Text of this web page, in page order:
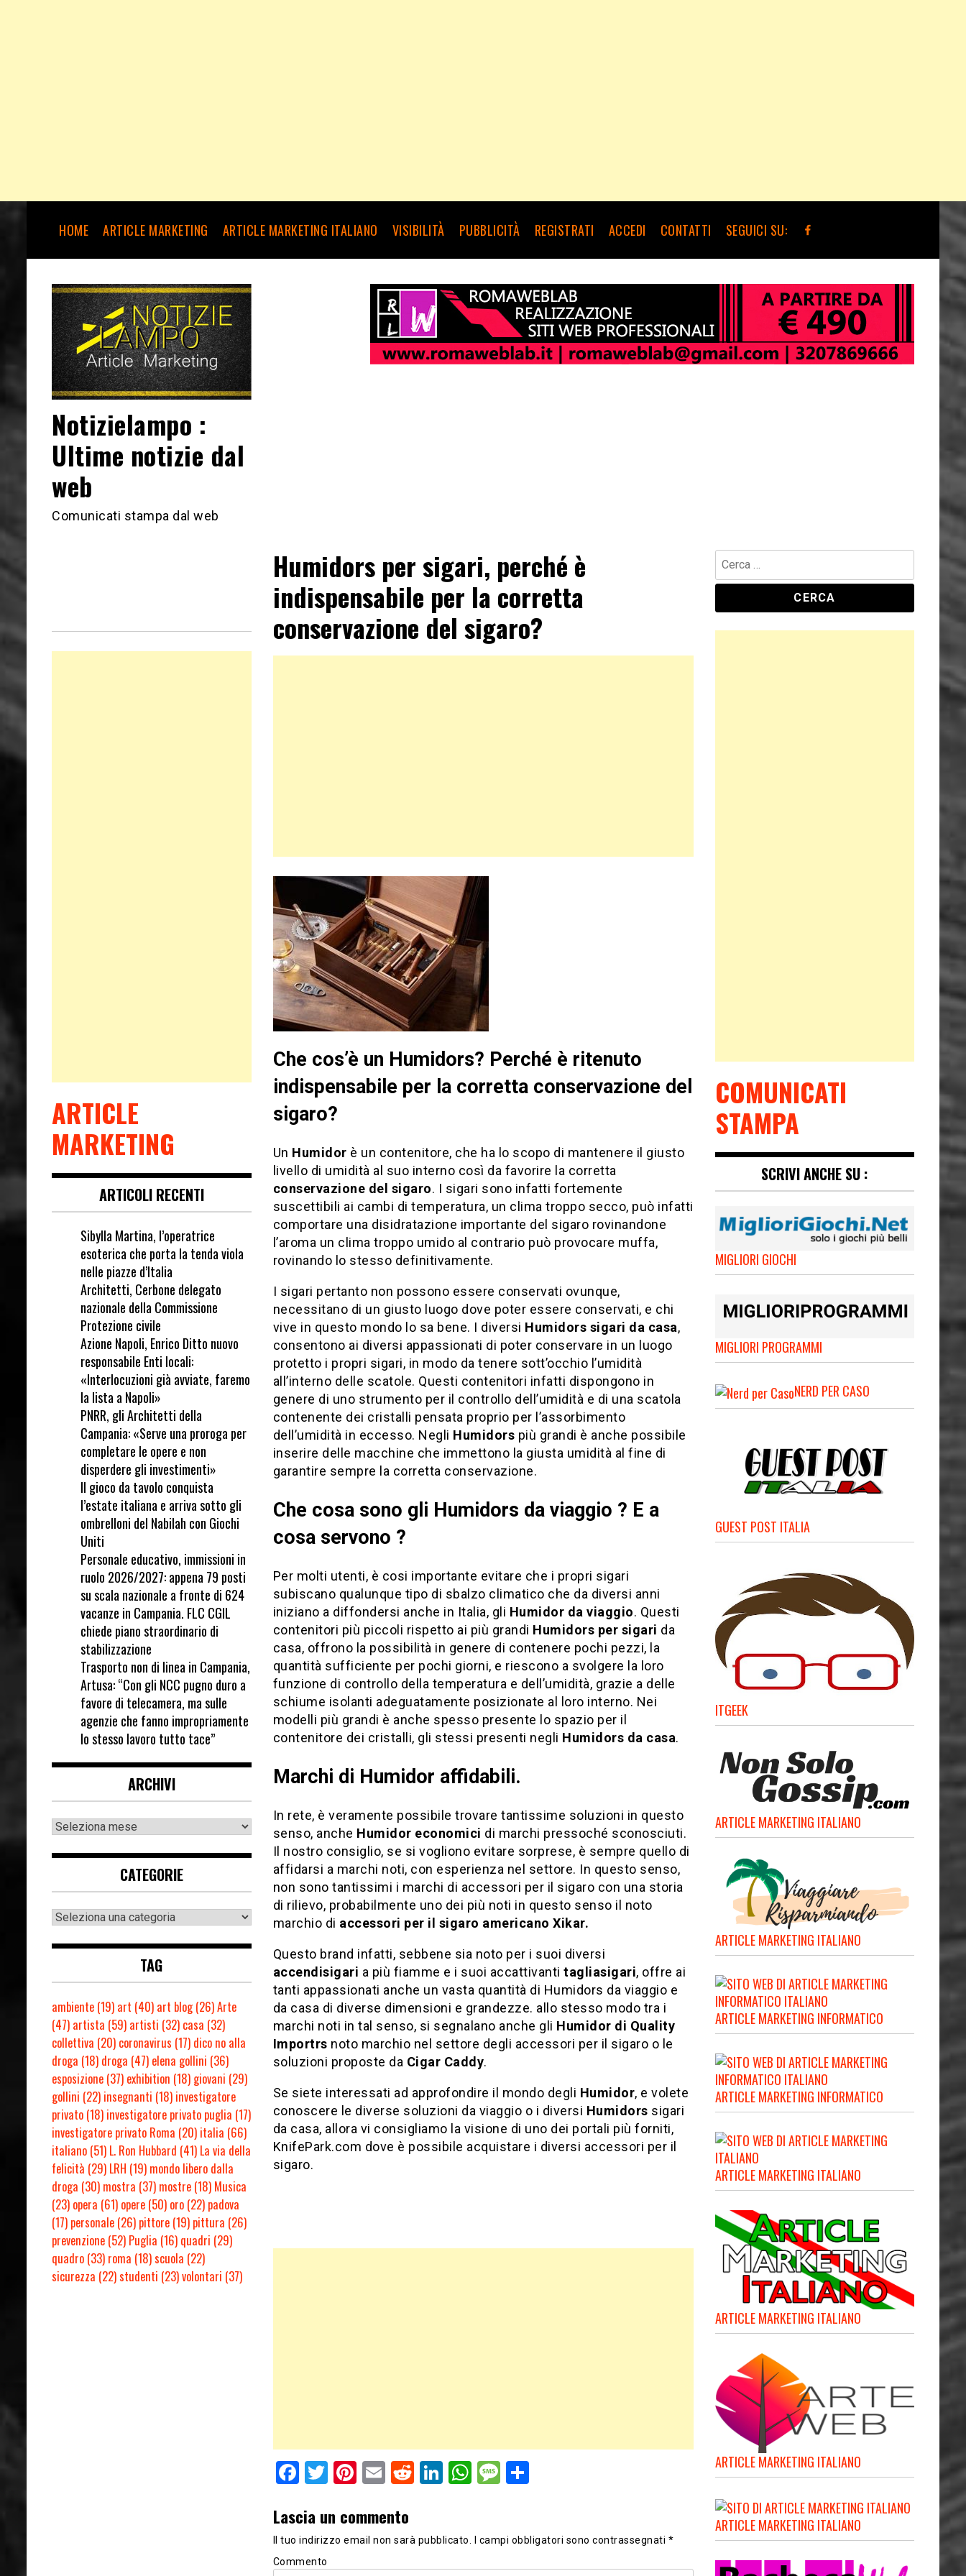
HOME ARTICLE MARKETING ARTICLE MARKETING ITALIANO VISIBILITÀ PUBBLICITÀ REGISTRATI ACCEDI CONTATTI SEGUICI SU:
Notizielampo :
Ultime notizie dal
web
Comunicati stampa dal web
Humidors per sigari, perché è
indispensabile per la corretta
conservazione del sigaro?
Che cos’è un Humidors? Perché è ritenuto
indispensabile per la corretta conservazione del
sigaro?
Un Humidor è un contenitore, che ha lo scopo di mantenere il giusto
livello di umidità al suo interno così da favorire la corretta
conservazione del sigaro. I sigari sono infatti fortemente
suscettibili ai cambi di temperatura, un clima troppo secco, può infatti
comportare una disidratazione importante del sigaro rovinandone
l’aroma un clima troppo umido al contrario può provocare muffa,
rovinando lo stesso definitivamente.
I sigari pertanto non possono essere conservati ovunque,
necessitano di un giusto luogo dove poter essere conservati, e chi
vive in questo mondo lo sa bene. I diversi Humidors sigari da casa,
consentono ai diversi appassionati di poter conservare in un luogo
protetto i propri sigari, in modo da tenere sott’occhio l’umidità
all’interno delle scatole. Questi contenitori infatti dispongono in
genere di uno strumento per il controllo dell’umidità e di una scatola
contenente dei cristalli pensata proprio per l’assorbimento
dell’umidità in eccesso. Negli Humidors più grandi è anche possibile
inserire delle macchine che immettono la giusta umidità al fine di
garantire sempre la corretta conservazione.
Che cosa sono gli Humidors da viaggio ? E a
cosa servono ?
Per molti utenti, è cosi importante evitare che i propri sigari
subiscano qualunque tipo di sbalzo climatico che da diversi anni
iniziano a diffondersi anche in Italia, gli Humidor da viaggio. Questi
contenitori più piccoli rispetto ai più grandi Humidors per sigari da
casa, offrono la possibilità in genere di contenere pochi pezzi, la
quantità sufficiente per pochi giorni, e riescono a svolgere la loro
funzione di controllo della temperatura e dell’umidità, grazie a delle
schiume isolanti adeguatamente posizionate al loro interno. Nei
modelli più grandi è anche spesso presente lo spazio per il
contenitore dei cristalli, gli stessi presenti negli Humidors da casa.
Marchi di Humidor affidabili.
In rete, è veramente possibile trovare tantissime soluzioni in questo
senso, anche Humidor economici di marchi pressoché sconosciuti.
Il nostro consiglio, se si vogliono evitare sorprese, è sempre quello di
affidarsi a marchi noti, con esperienza nel settore. In questo senso,
non sono tantissimi i marchi di accessori per il sigaro con una storia
di rilievo, probabilmente uno dei più noti in questo senso il noto
marchio di accessori per il sigaro americano Xikar.
Questo brand infatti, sebbene sia noto per i suoi diversi
accendisigari a più fiamme e i suoi accattivanti tagliasigari, offre ai
tanti appassionati anche un vasta quantità di Humidors da viaggio e
da casa di diverse dimensioni e grandezze. allo stesso modo tra i
marchi noti in tal senso, si segnalano anche gli Humidor di Quality
Importrs noto marchio nel settore degli accessori per il sigaro o le
soluzioni proposte da Cigar Caddy.
Se siete interessati ad approfondire il mondo degli Humidor, e volete
conoscere le diverse soluzioni da viaggio o i diversi Humidors sigari
da casa, allora vi consigliamo la visione di uno dei portali più forniti,
KnifePark.com dove è possibile acquistare i diversi accessori per il
sigaro.
Facebook
Twitter
Pinterest
EmailRedditLinkedIn
WhatsApp
Message
Share
Lascia un commento
Il tuo indirizzo email non sarà pubblicato. I campi obbligatori sono contrassegnati *
Commento
ARTICLE
MARKETING
ARTICOLI RECENTI
Sibylla Martina, l’operatrice
esoterica che porta la tenda viola
nelle piazze d’Italia
Architetti, Cerbone delegato
nazionale della Commissione
Protezione civile
Azione Napoli, Enrico Ditto nuovo
responsabile Enti locali:
«Interlocuzioni già avviate, faremo
la lista a Napoli»
PNRR, gli Architetti della
Campania: «Serve una proroga per
completare le opere e non
disperdere gli investimenti»
Il gioco da tavolo conquista
l’estate italiana e arriva sotto gli
ombrelloni del Nabilah con Giochi
Uniti
Personale educativo, immissioni in
ruolo 2026/2027: appena 79 posti
su scala nazionale a fronte di 624
vacanze in Campania. FLC CGIL
chiede piano straordinario di
stabilizzazione
Trasporto non di linea in Campania,
Artusa: “Con gli NCC pugno duro a
favore di telecamera, ma sulle
agenzie che fanno impropriamente
lo stesso lavoro tutto tace”
ARCHIVI
CATEGORIE
TAG
ambiente (19) art (40) art blog(26)Arte
(47) artista (59) artisti (32) casa (32)
collettiva (20) coronavirus (17) dico no alla
droga (18) droga (47) elena gollini (36)
esposizione (37) exhibition (18) giovani (29)
gollini (22) insegnanti (18) investigatore
privato (18) investigatore privato puglia (17)
investigatore privato Roma (20) italia (66)
italiano (51) L. Ron Hubbard (41) La via della
felicità (29) LRH (19) mondo libero dalla
droga (30) mostra (37) mostre (18) Musica
(23) opera (61) opere (50) oro (22) padova
(17) personale (26) pittore (19) pittura (26)
prevenzione (52) Puglia (16) quadri (29)
quadro (33) roma (18)scuola (22)
sicurezza (22)studenti (23)volontari (37)
COMUNICATI
STAMPA
SCRIVI ANCHE SU :
MIGLIORI GIOCHI
MIGLIORI PROGRAMMI
NERD PER CASO
GUEST POST ITALIA
ITGEEK
ARTICLE MARKETING ITALIANO
ARTICLE MARKETING ITALIANO
ARTICLE MARKETING INFORMATICO
ARTICLE MARKETING INFORMATICO
ARTICLE MARKETING ITALIANO
ARTICLE MARKETING ITALIANO
ARTICLE MARKETING ITALIANO
ARTICLE MARKETING ITALIANO